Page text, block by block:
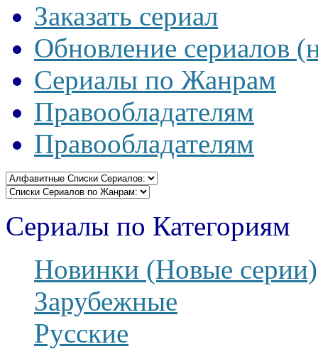
Заказать сериал
Обновление сериалов
Сериалы по Жанрам
Правообладателям
Правообладателям
Сериалы по Категориям
Новинки (Новые серии)
Зарубежные
Русские